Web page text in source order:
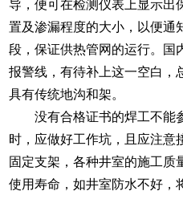
导，便可在检测仪表上显示出
置及渗漏程度的大小，以便通
段，保证供热管网的运行。国
报警线，有待补上这一空白，
具有传统地沟和架。
没有合格证书的焊工不能
时，应做好工作坑，且应注意
固定支架，各种井室的施工质
使用寿命，如井室防水不好，